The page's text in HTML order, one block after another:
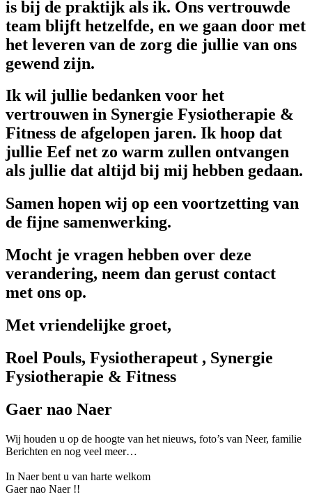
is bij de praktijk als ik. Ons vertrouwde
team blijft hetzelfde, en we gaan door met
het leveren van de zorg die jullie van ons
gewend zijn.
Ik wil jullie bedanken voor het
vertrouwen in Synergie Fysiotherapie &
Fitness de afgelopen jaren. Ik hoop dat
jullie Eef net zo warm zullen ontvangen
als jullie dat altijd bij mij hebben gedaan.
Samen hopen wij op een voortzetting van
de fijne samenwerking.
Mocht je vragen hebben over deze
verandering, neem dan gerust contact
met ons op.
Met vriendelijke groet,
Roel Pouls, Fysiotherapeut , Synergie
Fysiotherapie & Fitness
Gaer nao Naer
Wij houden u op de hoogte van het nieuws, foto’s van Neer, familie
Berichten en nog veel meer…
In Naer bent u van harte welkom
Gaer nao Naer !!